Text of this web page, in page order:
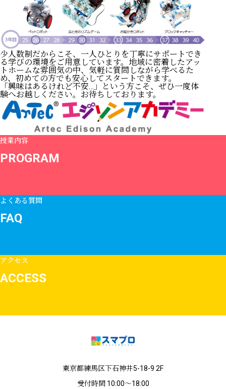
少人数制だからこそ、一人ひとりを丁寧にサポートでき
る学びの環境をご用意しています。地域に密着したアッ
トホームな雰囲気の中、気軽に質問しながら学べるた
め、初めての方でも安心してスタートできます。
「興味はあるけれど不安…」という方こそ、ぜひ一度体
験へお越しください。お待ちしております。
授業内容
PROGRAM
よくある質問
FAQ
アクセス
ACCESS
東京都練馬区下石神井5-18-9 2F
受付時間 10:00〜18:00